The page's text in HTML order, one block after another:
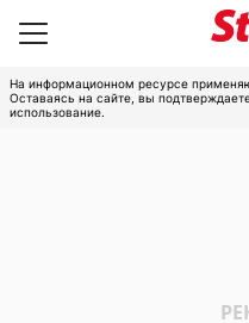
На информационном ресурсе
Оставаясь на сайте, вы
использование.